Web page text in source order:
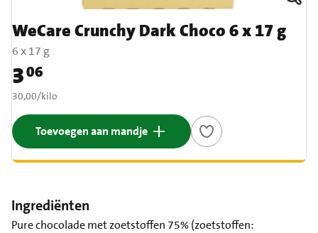
WeCare Crunchy Dark Choco 6 x 17 g
6 x 17 g
Prijs: € 3,06
306
€ 30,00 per kilo
30,00/kilo
Toevoegen aan mandje
Ingrediënten
Pure chocolade met zoetstoffen 75% (zoetstoffen: